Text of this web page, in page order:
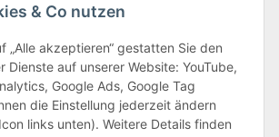
29
& Co nutzen
„Alle akzeptieren“ gestatten Sie den
Dienste auf unserer Website: YouTube,
Google Ads, Google Tag
die Einstellung jederzeit ändern
links unten). Weitere Details finden